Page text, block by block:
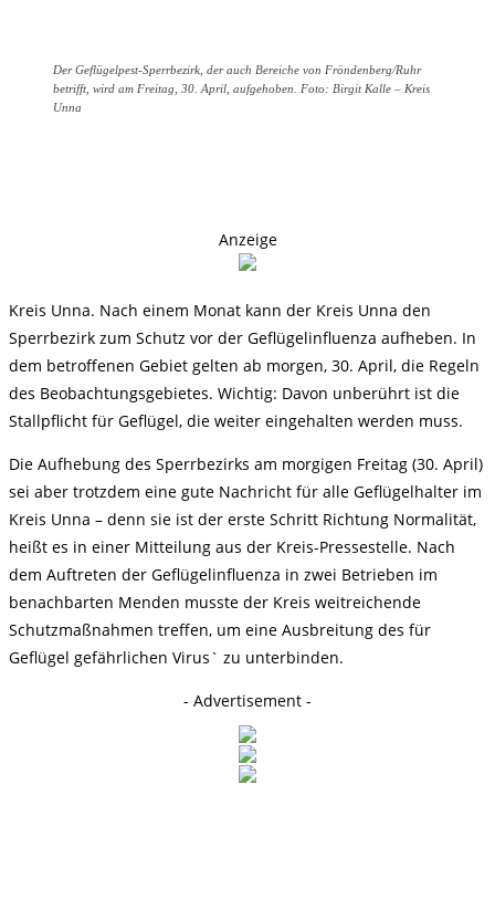
Der Geflügelpest-Sperrbezirk, der auch Bereiche von Fröndenberg/Ruhr
betrifft, wird am Freitag, 30. April, aufgehoben. Foto: Birgit Kalle – Kreis
Unna
Anzeige
Kreis Unna. Nach einem Monat kann der Kreis Unna den
Sperrbezirk zum Schutz vor der Geflügelinfluenza aufheben. In
dem betroffenen Gebiet gelten ab morgen, 30. April, die Regeln
des Beobachtungsgebietes. Wichtig: Davon unberührt ist die
Stallpflicht für Geflügel, die weiter eingehalten werden muss.
Die Aufhebung des Sperrbezirks am morgigen Freitag (30. April)
sei aber trotzdem eine gute Nachricht für alle Geflügelhalter im
Kreis Unna – denn sie ist der erste Schritt Richtung Normalität,
heißt es in einer Mitteilung aus der Kreis-Pressestelle. Nach
dem Auftreten der Geflügelinfluenza in zwei Betrieben im
benachbarten Menden musste der Kreis weitreichende
Schutzmaßnahmen treffen, um eine Ausbreitung des für
Geflügel gefährlichen Virus` zu unterbinden.
- Advertisement -